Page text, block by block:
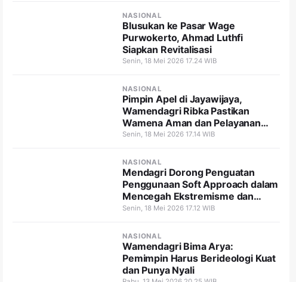
NASIONAL
Blusukan ke Pasar Wage
Purwokerto, Ahmad Luthfi
Siapkan Revitalisasi
Senin, 18 Mei 2026 17.24 WIB
NASIONAL
Pimpin Apel di Jayawijaya,
Wamendagri Ribka Pastikan
Wamena Aman dan Pelayanan
Tetap Berjalan
Senin, 18 Mei 2026 17.14 WIB
NASIONAL
Mendagri Dorong Penguatan
Penggunaan Soft Approach dalam
Mencegah Ekstremisme dan
Terorisme
Senin, 18 Mei 2026 17.12 WIB
NASIONAL
Wamendagri Bima Arya:
Pemimpin Harus Berideologi Kuat
dan Punya Nyali